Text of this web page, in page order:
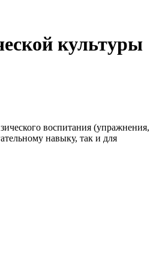
культуры
воспитания (упражнения,
навыку, так и для